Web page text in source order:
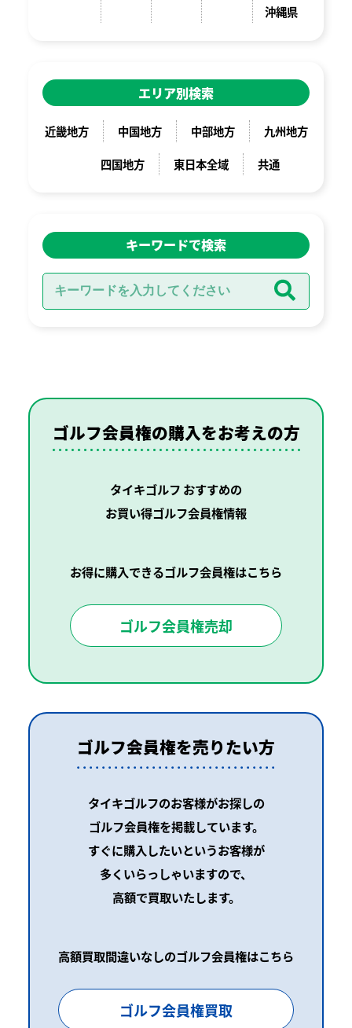
沖縄県
エリア別検索
近畿地方 中国地方 中部地方
九州地方
四国地方
東日本全域 共通
キーワードで検索
ゴルフ会員権の購入をお考えの方
タイキゴルフ おすすめの
お買い得ゴルフ会員権情報
お得に購入できるゴルフ会員権はこちら
ゴルフ会員権売却
ゴルフ会員権を売りたい方
タイキゴルフのお客様がお探しの
ゴルフ会員権を掲載しています。
すぐに購入したいというお客様が
多くいらっしゃいますので、
高額で買取いたします。
高額買取間違いなしのゴルフ会員権はこちら
ゴルフ会員権買取